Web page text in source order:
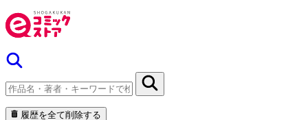
履歴を全て削除する